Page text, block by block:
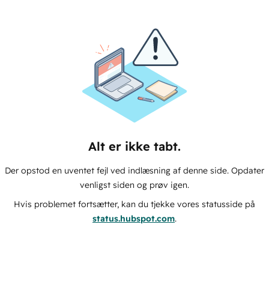
Alt er ikke tabt.
Der opstod en uventet fejl ved indlæsning af denne side. Opdater
venligst siden og prøv igen.
Hvis problemet fortsætter, kan du tjekke vores statusside på
status.hubspot.com.